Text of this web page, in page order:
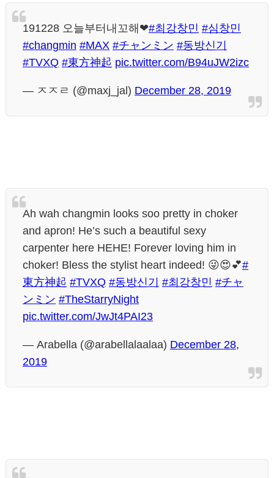
191228 오늘부터내꼬해❤#최강창민 #심창민
#changmin #MAX #チャンミン #동방신기
#TVXQ #東方神起 pic.twitter.com/B94uJW2izc
— ㅈㅈㄹ (@maxj_jal) December 28, 2019
Ah wah changmin looks soo pretty in choker
and apron! He’s such a beautiful sexy
carpenter here HEHE! Forever loving him in
choker! Bless the stylist heart indeed! 😜😍💕#
東方神起 #TVXQ #동방신기 #최강창민 #チャ
ンミン #TheStarryNight
pic.twitter.com/JwJt4PAI23
— Arabella (@arabellalaalaa) December 28,
2019